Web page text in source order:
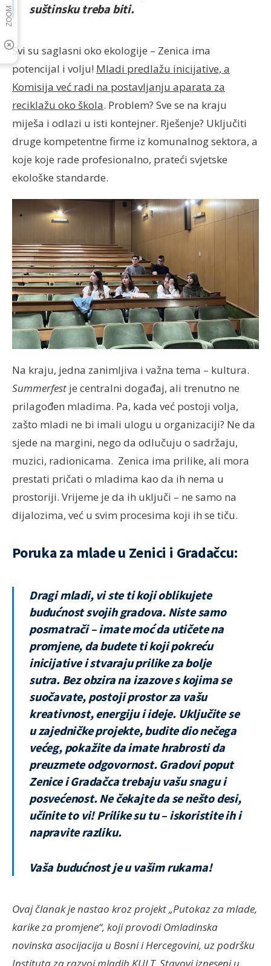
suštinsku treba biti.
Svi su saglasni oko ekologije – Zenica ima
potencijal i volju! Mladi predlažu inicijative, a
Komisija već radi na postavljanju aparata za
reciklažu oko škola. Problem? Sve se na kraju
miješa i odlazi u isti kontejner. Rješenje? Uključiti
druge kompetentne firme iz komunalnog sektora, a
koje koje rade profesionalno, prateći svjetske
ekološke standarde.
Na kraju, jedna zanimljiva i važna tema – kultura.
Summerfest je centralni događaj, ali trenutno ne
prilagođen mladima. Pa, kada već postoji volja,
zašto mladi ne bi imali ulogu u organizaciji? Ne da
sjede na margini, nego da odlučuju o sadržaju,
muzici, radionicama. Zenica ima prilike, ali mora
prestati pričati o mladima kao da ih nema u
prostoriji. Vrijeme je da ih uključi – ne samo na
dijalozima, već u svim procesima koji ih se tiču.
Poruka za mlade u Zenici i Gradačcu:
Dragi mladi, vi ste ti koji oblikujete
budućnost svojih gradova. Niste samo
posmatrači – imate moć da utičete na
promjene, da budete ti koji pokreću
inicijative i stvaraju prilike za bolje
sutra. Bez obzira na izazove s kojima se
suočavate, postoji prostor za vašu
kreativnost, energiju i ideje. Uključite se
u zajedničke projekte, budite dio nečega
većeg, pokažite da imate hrabrosti da
preuzmete odgovornost. Gradovi poput
Zenice i Gradačca trebaju vašu snagu i
posvećenost. Ne čekajte da se nešto desi,
učinite to vi! Prilike su tu – iskoristite ih i
napravite razliku.
Vaša budućnost je u vašim rukama!
Ovaj članak je nastao kroz projekt „Putokaz za mlade,
karike za promjene“, koji provodi Omladinska
novinska asocijacija u Bosni i Hercegovini, uz podršku